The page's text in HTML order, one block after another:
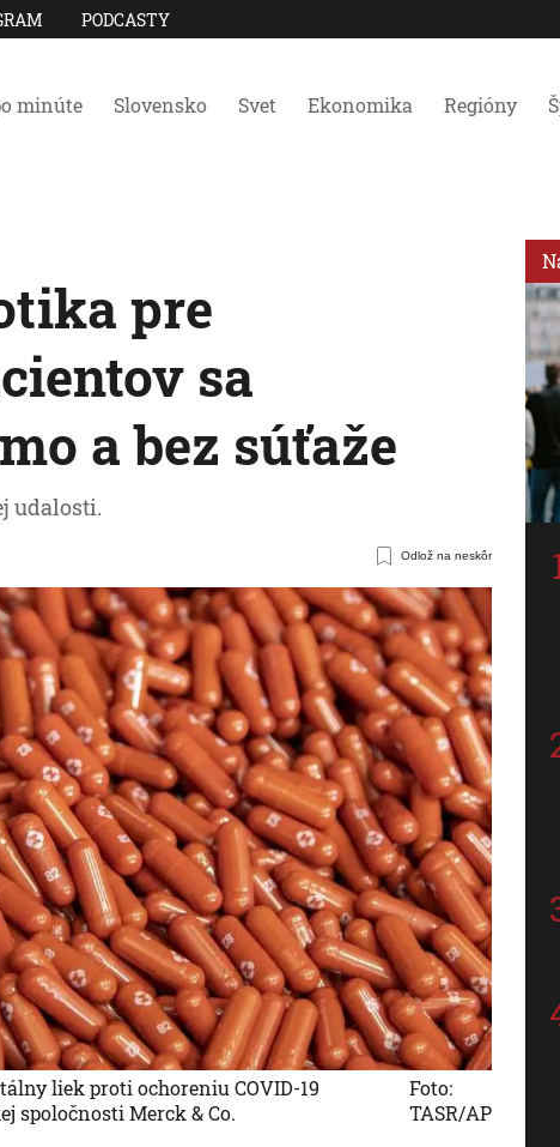
PODCASTY
minúte Slovensko Svet Ekonomika Regióny
pre
sa
a bez súťaže
udalosti.
Odlož na neskôr
liek proti ochoreniu COVID-19
spoločnosti Merck & Co.
Foto:
TASR/AP